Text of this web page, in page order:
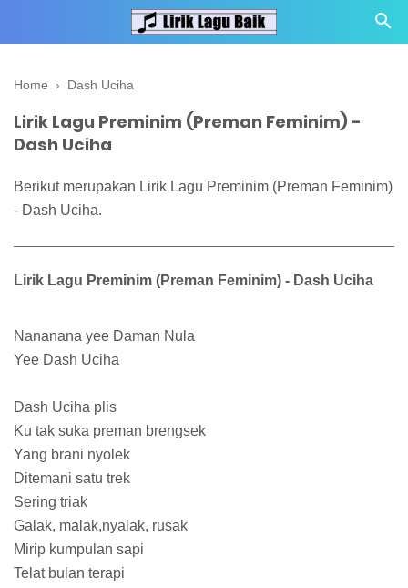
Home › Dash Uciha
Lirik Lagu Preminim (Preman Feminim) -
Dash Uciha
Berikut merupakan Lirik Lagu Preminim (Preman Feminim)
- Dash Uciha.
Lirik Lagu Preminim (Preman Feminim) - Dash Uciha
Nananana yee Daman Nula
Yee Dash Uciha
Dash Uciha plis
Ku tak suka preman brengsek
Yang brani nyolek
Ditemani satu trek
Sering triak
Galak, malak,nyalak, rusak
Mirip kumpulan sapi
Telat bulan terapi